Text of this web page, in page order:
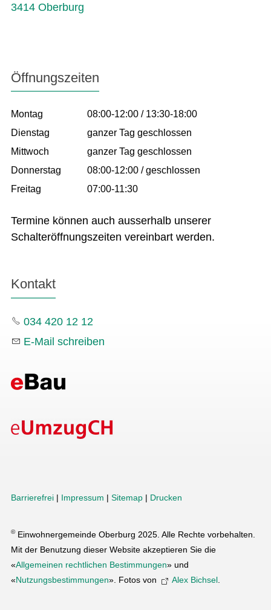
3414 Oberburg
Öffnungszeiten
Montag
08:00-12:00 / 13:30-18:00
Dienstag
ganzer Tag geschlossen
Mittwoch
ganzer Tag geschlossen
Donnerstag
08:00-12:00 / geschlossen
Freitag
07:00-11:30
Termine können auch ausserhalb unserer
Schalteröffnungszeiten vereinbart werden.
Kontakt
034 420 12 12
E-Mail schreiben
©Einwohnergemeinde Oberburg 2025. Alle Rechte vorbehalten.
Mit der Benutzung dieser Website akzeptieren Sie die
«Allgemeinen rechtlichen Bestimmungen» und
«Nutzungsbestimmungen». Fotos von Alex Bichsel
Barrierefrei | Impressum | Sitemap | Drucken